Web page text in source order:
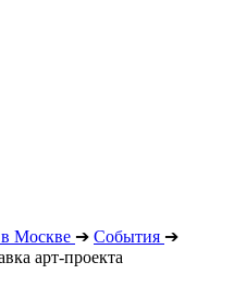
Москве ➔ События ➔
арт-проекта